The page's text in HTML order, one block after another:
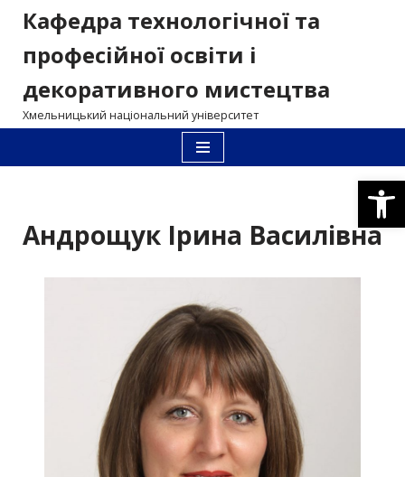
Перейти
вмісту
Кафедра технологічної та
професійної освіти і
декоративного мистецтва
Хмельницький національний університет
Андрощук Ірина Василівна